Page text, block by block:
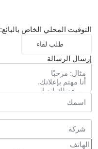
التوقيت المحلي الخاص بالبائع: 06:58 (EEST)
طلب لقاء
إرسال الرسالة